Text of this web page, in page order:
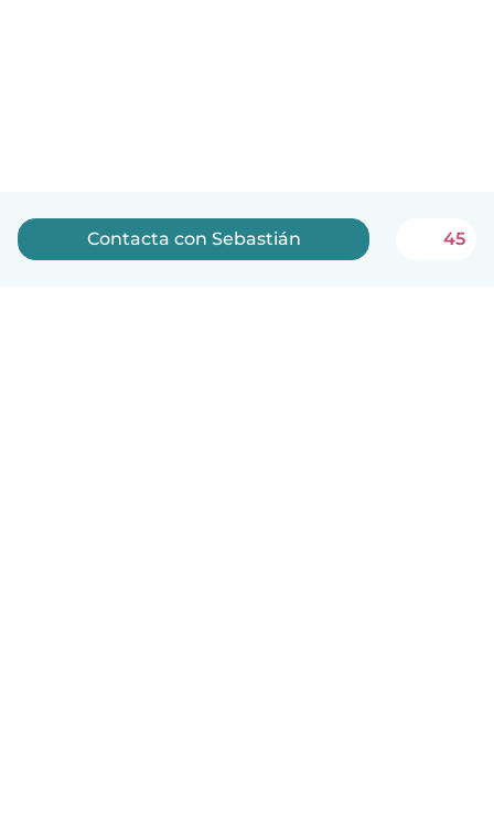
Contacta con Sebastián 45